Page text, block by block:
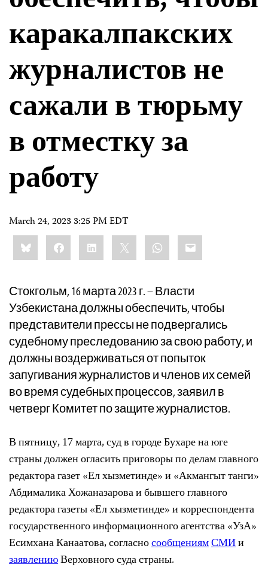
каракалпакских
журналистов не
сажали в тюрьму
в отместку за
работу
March 24, 2023 3:25 PM EDT
Share
this:BlueskyFacebookLinkedIn WhatsApp
Email
Стокгольм, 16 марта 2023 г. – Власти
Узбекистана должны обеспечить, чтобы
представители прессы не подвергались
судебному преследованию за свою работу, и
должны воздерживаться от попыток
запугивания журналистов и членов их семей
во время судебных процессов, заявил в
четверг Комитет по защите журналистов.
В пятницу, 17 марта, суд в городе Бухаре на юге
страны должен огласить приговоры по делам главного
редактора газет «Ел хызметинде» и «Акмангыт танги»
Абдималика Хожаназарова и бывшего главного
редактора газеты «Ел хызметинде» и корреспондента
государственного информационного агентства «УзА»
Есимхана Канаатова, согласносообщениямСМИи
заявлениюВерховного суда страны.